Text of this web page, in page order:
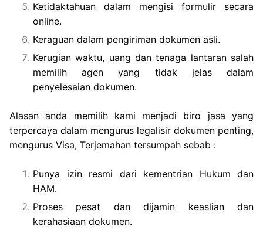
Ketidaktahuan dalam mengisi formulir secara
online.
Keraguan dalam pengiriman dokumen asli.
Kerugian waktu, uang dan tenaga lantaran salah
memilih agen yang tidak jelas dalam
penyelesaian dokumen.
Alasan anda memilih kami menjadi biro jasa yang
terpercaya dalam mengurus legalisir dokumen penting,
mengurus Visa, Terjemahan tersumpah sebab :
Punya izin resmi dari kementrian Hukum dan
HAM.
Proses pesat dan dijamin keaslian dan
kerahasiaan dokumen.